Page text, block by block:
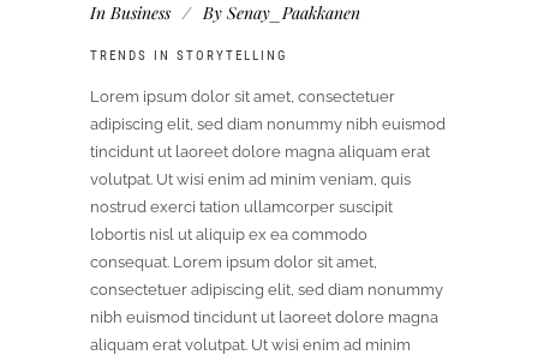
In Business By Senay_Paakkanen
TRENDS IN STORYTELLING
Lorem ipsum dolor sit amet, consectetuer
adipiscing elit, sed diam nonummy nibh euismod
tincidunt ut laoreet dolore magna aliquam erat
volutpat. Ut wisi enim ad minim veniam, quis
nostrud exerci tation ullamcorper suscipit
lobortis nisl ut aliquip ex ea commodo
consequat. Lorem ipsum dolor sit amet,
consectetuer adipiscing elit, sed diam nonummy
nibh euismod tincidunt ut laoreet dolore magna
aliquam erat volutpat. Ut wisi enim ad minim